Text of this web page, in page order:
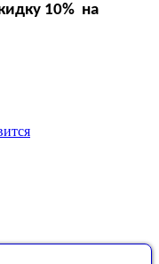
10% на